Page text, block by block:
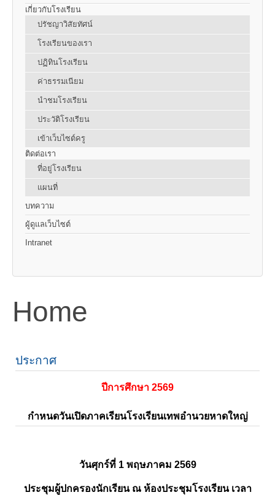
เกี่ยวกับโรงเรียน
ปรัชญาวิสัยทัศน์
โรงเรียนของเรา
ปฏิทินโรงเรียน
ค่าธรรมเนียม
นำชมโรงเรียน
ประวัติโรงเรียน
เข้าเว็บไซต์ครู
ติดต่อเรา
ที่อยู่โรงเรียน
แผนที่
บทความ
ผู้ดูแลเว็บไซต์
Intranet
Home
ประกาศ
ปีการศึกษา 2569
กำหนดวันเปิดภาคเรียนโรงเรียนเทพอำนวยหาดใหญ่
วันศุกร์ที่ 1 พฤษภาคม 2569
ประชุมผู้ปกครองนักเรียน ณ ห้องประชุมโรงเรียน เวลา